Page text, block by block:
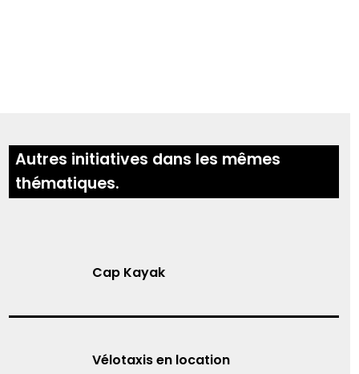
Autres initiatives dans les mêmes
thématiques.
Cap Kayak
Vélotaxis en location